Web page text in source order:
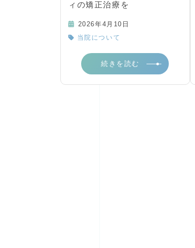
ィの矯正治療を
2026年4月10日
当院について
続きを読む